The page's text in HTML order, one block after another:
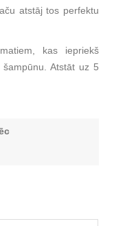
atstāj tos perfektu
kas iepriekš
Atstāt uz 5